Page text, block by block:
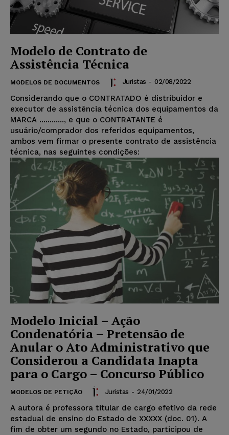
Modelo de Contrato de
Assistência Técnica
MODELOS DE DOCUMENTOS Juristas - 02/08/2022
Considerando que o CONTRATADO é distribuidor e
executor de assistência técnica dos equipamentos da
MARCA ............, e que o CONTRATANTE é
usuário/comprador dos referidos equipamentos,
ambos vem firmar o presente contrato de assistência
técnica, nas seguintes condições:
Modelo Inicial – Ação
Condenatória – Pretensão de
Anular o Ato Administrativo que
Considerou a Candidata Inapta
para o Cargo – Concurso Público
MODELOS DE PETIÇÃO Juristas - 24/01/2022
A autora é professora titular de cargo efetivo da rede
estadual de ensino do Estado de XXXXX (doc. 01). A
fim de obter um segundo no Estado, participou de